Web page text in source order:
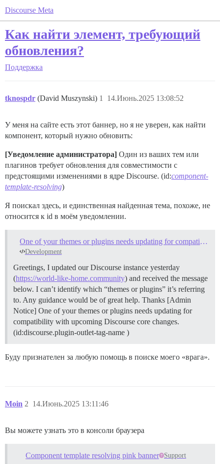
Discourse Meta
Как найти элемент, требующий
обновления?
Поддержка
tknospdr (David Muszynski) 14.Июнь.2025 13:08:52
1
У меня на сайте есть этот баннер, но я не уверен, как найти
компонент, который нужно обновить:
[Уведомление администратора] Один из ваших тем или
плагинов требует обновления для совместимости с
предстоящими изменениями в ядре Discourse. (id:component-
template-resolving)
Я поискал здесь, и единственная найденная тема, похоже, не
относится к id в моём уведомлении.
One of your themes or plugins needs updating for compatibility with upcoming Discourse core changes
Development
Greetings, I updated our Discourse instance yesterday
(https://world-like-home.community) and received the message
below. I can’t identify which “themes or plugins” it’s referring
to. Any guidance would be of great help. Thanks [Admin
Notice] One of your themes or plugins needs updating for
compatibility with upcoming Discourse core changes.
(id:discourse.plugin-outlet-tag-name )
Буду признателен за любую помощь в поиске моего «врага».
Moin 14.Июнь.2025 13:11:46
2
Вы можете узнать это в консоли браузера
Component template resolving pink banner Support